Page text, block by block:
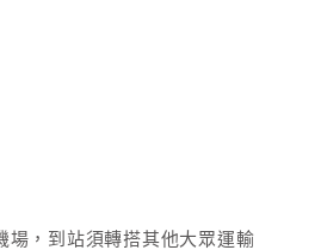
場，到站須轉搭其他大眾運輸